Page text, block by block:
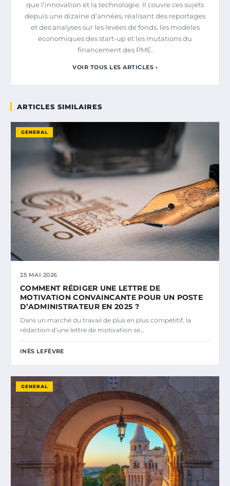
que l’innovation et la technologie. Il couvre ces sujets
depuis une dizaine d’années, réalisant des reportages
et des analyses sur les levées de fonds, les modèles
économiques des start-up et les mutations du
financement des PME.
VOIR TOUS LES ARTICLES ›
ARTICLES SIMILAIRES
GENERAL
25 MAI 2026
COMMENT RÉDIGER UNE LETTRE DE
MOTIVATION CONVAINCANTE POUR UN POSTE
D’ADMINISTRATEUR EN 2025 ?
Dans un marché du travail de plus en plus compétitif, la
rédaction d’une lettre de motivation se…
INÈS LEFÈVRE
GENERAL